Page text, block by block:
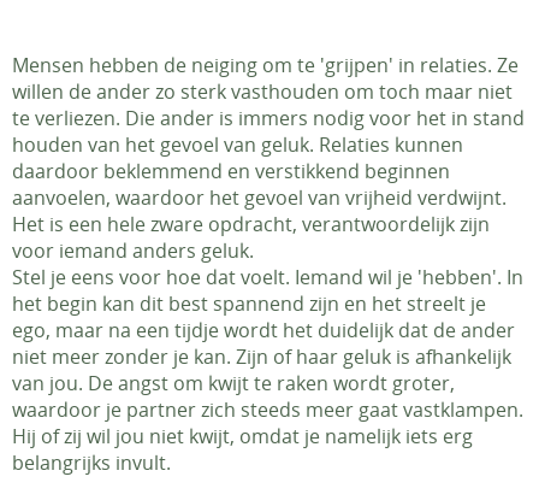
Mensen hebben de neiging om te 'grijpen' in relaties. Ze
willen de ander zo sterk vasthouden om toch maar niet
te verliezen. Die ander is immers nodig voor het in stand
houden van het gevoel van geluk. Relaties kunnen
daardoor beklemmend en verstikkend beginnen
aanvoelen, waardoor het gevoel van vrijheid verdwijnt.
Het is een hele zware opdracht, verantwoordelijk zijn
voor iemand anders geluk.
Stel je eens voor hoe dat voelt. Iemand wil je 'hebben'. In
het begin kan dit best spannend zijn en het streelt je
ego, maar na een tijdje wordt het duidelijk dat de ander
niet meer zonder je kan. Zijn of haar geluk is afhankelijk
van jou. De angst om kwijt te raken wordt groter,
waardoor je partner zich steeds meer gaat vastklampen.
Hij of zij wil jou niet kwijt, omdat je namelijk iets erg
belangrijks invult.